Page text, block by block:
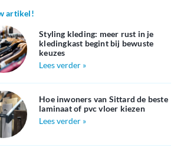
artikel!
Styling kleding: meer rust in je
kledingkast begint bij bewuste
keuzes
Lees verder »
Hoe inwoners van Sittard de beste
laminaat of pvc vloer kiezen
Lees verder »